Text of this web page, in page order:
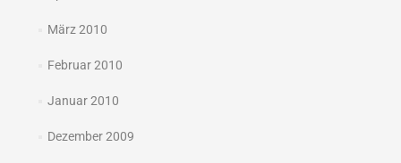
März 2010
Februar 2010
Januar 2010
Dezember 2009